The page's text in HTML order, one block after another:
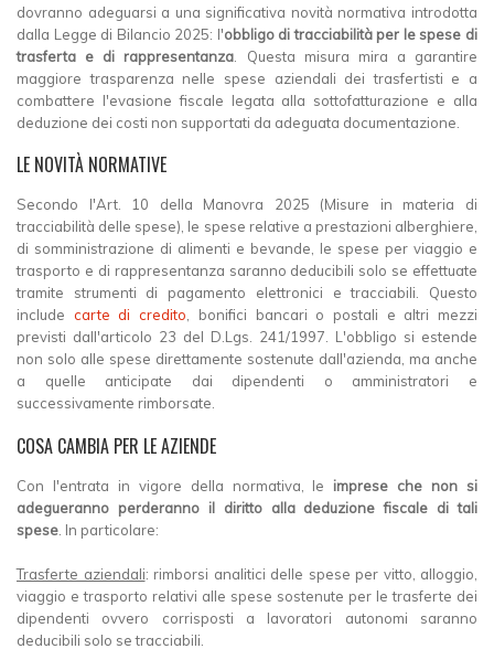
dovranno adeguarsi a una significativa novità normativa introdotta
dalla Legge di Bilancio 2025: l'obbligo di tracciabilità per le spese di
trasferta e di rappresentanza . Questa misura mira a garantire
maggiore trasparenza nelle spese aziendali dei trasfertisti e a
combattere l'evasione fiscale legata alla sottofatturazione e alla
deduzione dei costi non supportati da adeguata documentazione.
LE NOVITÀ NORMATIVE
Secondo l'Art. 10 della Manovra 2025 (Misure in materia di
tracciabilità delle spese), le spese relative a prestazioni alberghiere,
di somministrazione di alimenti e bevande, le spese per viaggio e
trasporto e di rappresentanza saranno deducibili solo se effettuate
tramite strumenti di pagamento elettronici e tracciabili. Questo
include carte di credito , bonifici bancari o postali e altri mezzi
previsti dall'articolo 23 del D.Lgs. 241/1997. L'obbligo si estende
non solo alle spese direttamente sostenute dall'azienda, ma anche
a quelle anticipate dai dipendenti o amministratori e
successivamente rimborsate.
COSA CAMBIA PER LE AZIENDE
Con l'entrata in vigore della normativa, le imprese che non si
adegueranno perderanno il diritto alla deduzione fiscale di tali
spese . In particolare:
Trasferte aziendali: rimborsi analitici delle spese per vitto, alloggio,
viaggio e trasporto relativi alle spese sostenute per le trasferte dei
dipendenti ovvero corrisposti a lavoratori autonomi saranno
deducibili solo se tracciabili.